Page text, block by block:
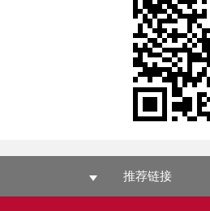
推荐链接